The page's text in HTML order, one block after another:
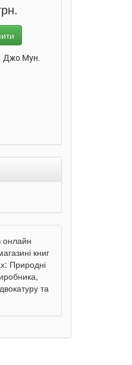
Джо Мун.
онлайн
книг
Природні
та